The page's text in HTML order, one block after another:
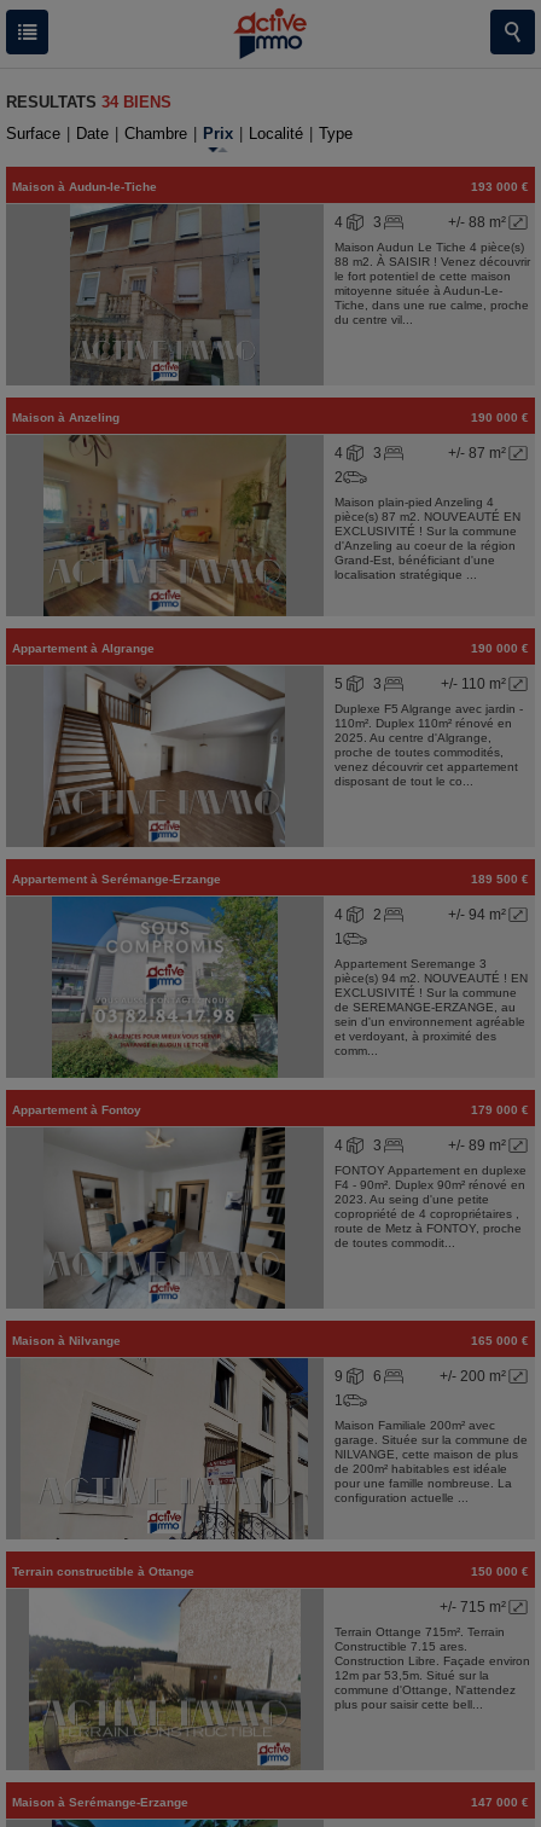
RESULTATS 34 BIENS
Surface
Date Chambre Prix Localité Type
Maison à Audun-le-Tiche 193 000 €
+/- 88 m²
4 3
Maison Audun Le Tiche 4 pièce(s)
88 m2. À SAISIR ! Venez découvrir
le fort potentiel de cette maison
mitoyenne située à Audun-Le-
Tiche, dans une rue calme, proche
du centre vil...
Maison à Anzeling 190 000 €
+/- 87 m²
4
3
2
Maison plain-pied Anzeling 4
pièce(s) 87 m2. NOUVEAUTÉ EN
EXCLUSIVITÉ ! Sur la commune
d'Anzeling au coeur de la région
Grand-Est, bénéficiant d'une
localisation stratégique ...
Appartement à Algrange 190 000 €
+/- 110 m²
5 3
Duplexe F5 Algrange avec jardin -
110m². Duplex 110m² rénové en
2025. Au centre d'Algrange,
proche de toutes commodités,
venez découvrir cet appartement
disposant de tout le co...
Appartement à Serémange-Erzange 189 500 €
+/- 94 m²
4
2
1
Appartement Seremange 3
pièce(s) 94 m2. NOUVEAUTÉ ! EN
EXCLUSIVITÉ ! Sur la commune
de SEREMANGE-ERZANGE, au
sein d'un environnement agréable
et verdoyant, à proximité des
comm...
Appartement à Fontoy 179 000 €
+/- 89 m²
4 3
FONTOY Appartement en duplexe
F4 - 90m². Duplex 90m² rénové en
2023. Au seing d'une petite
copropriété de 4 copropriétaires ,
route de Metz à FONTOY, proche
de toutes commodit...
Maison à Nilvange 165 000 €
+/- 200 m²
9
6
1
Maison Familiale 200m² avec
garage. Située sur la commune de
NILVANGE, cette maison de plus
de 200m² habitables est idéale
pour une famille nombreuse. La
configuration actuelle ...
Terrain constructible à Ottange 150 000 €
+/- 715 m²
Terrain Ottange 715m². Terrain
Constructible 7.15 ares.
Construction Libre. Façade environ
12m par 53,5m. Situé sur la
commune d'Ottange, N'attendez
plus pour saisir cette bell...
Maison à Serémange-Erzange 147 000 €